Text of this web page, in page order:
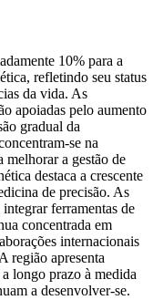
10% para a
refletindo seu status
da vida. As
apoiadas pelo aumento
gradual da
se na
melhorar a gestão de
destaca a crescente
de precisão. As
ferramentas de
concentrada em
internacionais
região apresenta
longo prazo à medida
a desenvolver-se.